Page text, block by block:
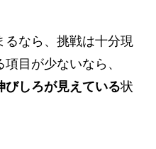
るなら、挑戦は十分現
目が少ないなら、
びしろが見えている状